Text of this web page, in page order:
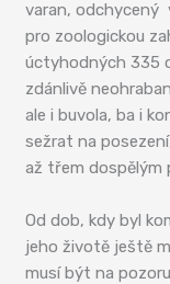
varan,
pro zoologickou
úctyhodných 335
zdánlivě
ale i buvola, ba i
sežrat na
až třem dospělým
Od dob, kdy byl
jeho životě ještě
musí být na